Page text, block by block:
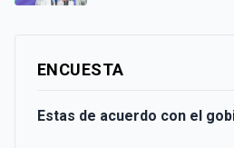
ENCUESTA
Estas de acuerdo con el